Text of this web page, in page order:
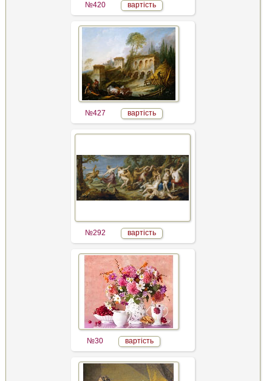
№420 вартість
№427 вартість
№292 вартість
№30 вартість